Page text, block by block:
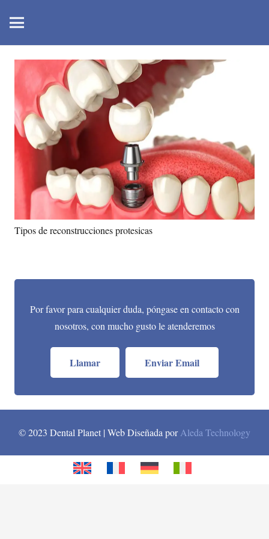
Tipos de reconstrucciones protesicas
Por favor para cualquier duda, póngase en contacto con
nosotros, con mucho gusto le atenderemos
Llamar Enviar Email
© 2023 Dental Planet | Web Diseñada porAleda Technology